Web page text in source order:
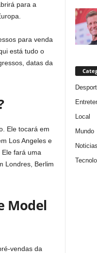
para a
para venda
está tudo o
datas da
Ele tocará em
Los Angeles e
fará uma
Londres, Berlim
Model
vendas da
Local
Mundo
Noticias